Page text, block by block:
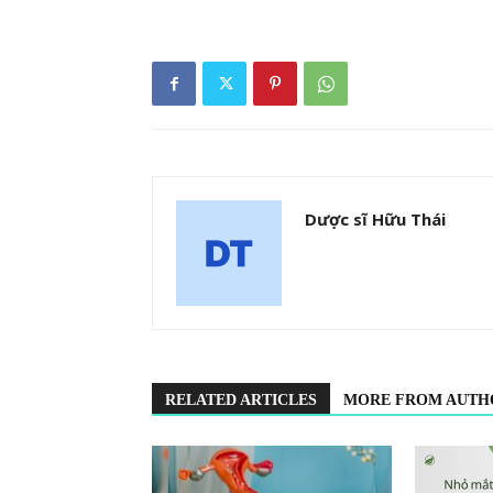
Dược sĩ Hữu Thái
RELATED ARTICLES MORE FROM